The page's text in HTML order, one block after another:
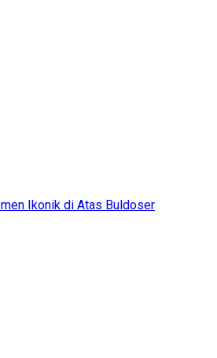
Ikonik di Atas Buldoser